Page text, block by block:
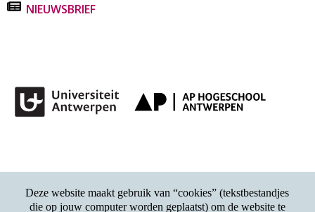
Deze website maakt gebruik van “cookies” (tekstbestandjes
die op jouw computer worden geplaatst) om de website te
NIEUWSBRIEF